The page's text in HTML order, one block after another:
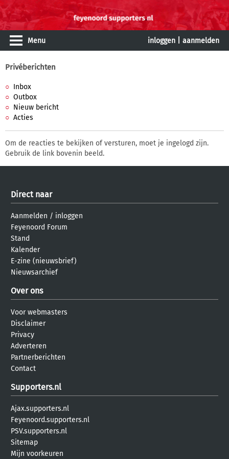
Menu inloggen aanmelden
Privéberichten
Inbox
Outbox
Nieuw bericht
Acties
Om de reacties te bekijken of versturen, moet je ingelogd zijn.
Gebruik de link bovenin beeld.
Direct naar
Aanmelden / inloggen
Feyenoord Forum
Stand
Kalender
E-zine (nieuwsbrief)
Nieuwsarchief
Over ons
Voor webmasters
Disclaimer
Privacy
Adverteren
Partnerberichten
Contact
Supporters.nl
Ajax.supporters.nl
Feyenoord.supporters.nl
PSV.supporters.nl
Sitemap
Mijn voorkeuren